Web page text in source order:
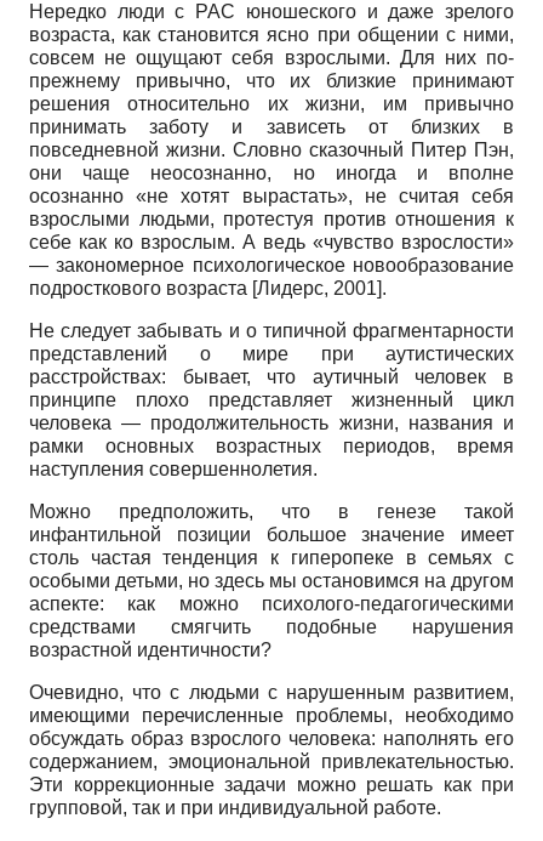
Нередко люди с РАС юношеского и даже зрелого
возраста, как становится ясно при общении с ними,
совсем не ощущают себя взрослыми. Для них по-
прежнему привычно, что их близкие принимают
решения относительно их жизни, им привычно
принимать заботу и зависеть от близких в
повседневной жизни. Словно сказочный Питер Пэн,
они чаще неосознанно, но иногда и вполне
осознанно «не хотят вырастать», не считая себя
взрослыми людьми, протестуя против отношения к
себе как ко взрослым. А ведь «чувство взрослости»
— закономерное психологическое новообразование
подросткового возраста [Лидерс, 2001].
Не следует забывать и о типичной фрагментарности
представлений о мире при аутистических
расстройствах: бывает, что аутичный человек в
принципе плохо представляет жизненный цикл
человека — продолжительность жизни, названия и
рамки основных возрастных периодов, время
наступления совершеннолетия.
Можно предположить, что в генезе такой
инфантильной позиции большое значение имеет
столь частая тенденция к гиперопеке в семьях с
особыми детьми, но здесь мы остановимся на другом
аспекте: как можно психолого-педагогическими
средствами смягчить подобные нарушения
возрастной идентичности?
Очевидно, что с людьми с нарушенным развитием,
имеющими перечисленные проблемы, необходимо
обсуждать образ взрослого человека: наполнять его
содержанием, эмоциональной привлекательностью.
Эти коррекционные задачи можно решать как при
групповой, так и при индивидуальной работе.